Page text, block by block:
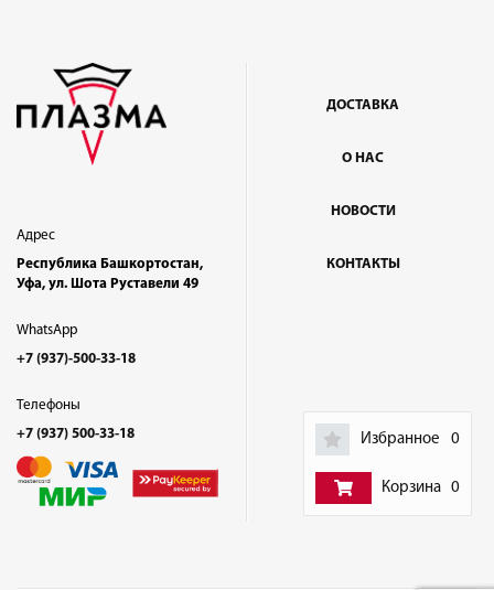
Избранное 0
Корзина 0
Адрес
Республика Башкортостан,
Уфа, ул. Шота Руставели 49
WhatsApp
+7 (937)-500-33-18
Телефоны
+7 (937) 500-33-18
ДОСТАВКА
О НАС
НОВОСТИ
КОНТАКТЫ